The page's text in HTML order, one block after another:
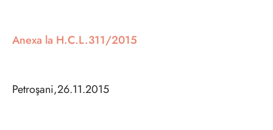
Anexa la H.C.L.311/2015
Petroşani,26.11.2015